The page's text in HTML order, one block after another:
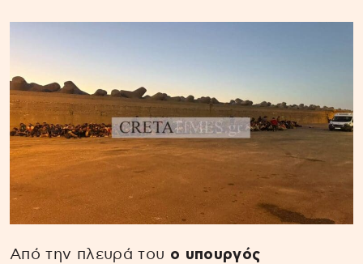
Από την πλευρά του ο υπουργός